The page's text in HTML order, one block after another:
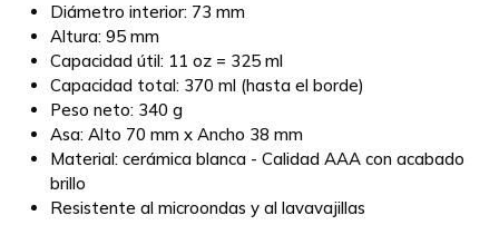
Diámetro interior: 73 mm
Altura: 95 mm
Capacidad útil: 11 oz = 325 ml
Capacidad total: 370 ml (hasta el borde)
Peso neto: 340 g
Asa: Alto 70 mm x Ancho 38 mm
Material: cerámica blanca - Calidad AAA con acabado
brillo
Resistente al microondas y al lavavajillas